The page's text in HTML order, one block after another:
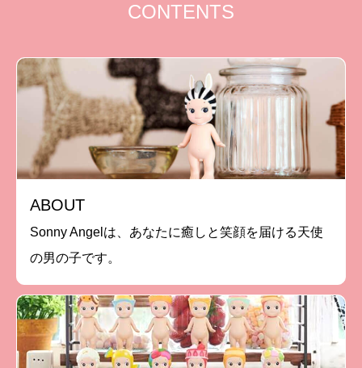
CONTENTS
ABOUT
Sonny Angelは、あなたに癒しと笑顔を届ける天使
の男の子です。